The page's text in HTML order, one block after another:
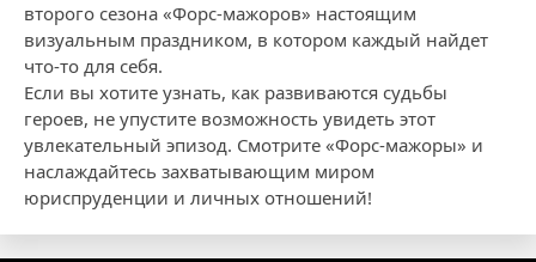
второго сезона «Форс-мажоров» настоящим
визуальным праздником, в котором каждый найдет
что-то для себя.
Если вы хотите узнать, как развиваются судьбы
героев, не упустите возможность увидеть этот
увлекательный эпизод. Смотрите «Форс-мажоры» и
наслаждайтесь захватывающим миром
юриспруденции и личных отношений!